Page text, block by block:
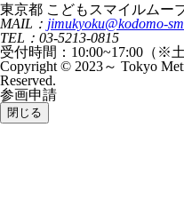
東京都 こどもスマイルムー
MAIL： jimukyoku@kodomo-
TEL：03-5213-0815
受付時間：10:00~17:00（※
Copyright © 2023～ Tokyo
Reserved.
参画申請
閉じる